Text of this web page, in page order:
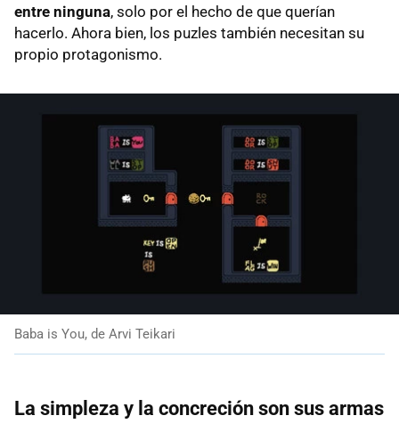
entre ninguna, solo por el hecho de que querían
hacerlo. Ahora bien, los puzles también necesitan su
propio protagonismo.
Baba is You, de Arvi Teikari
La simpleza y la concreción son sus armas